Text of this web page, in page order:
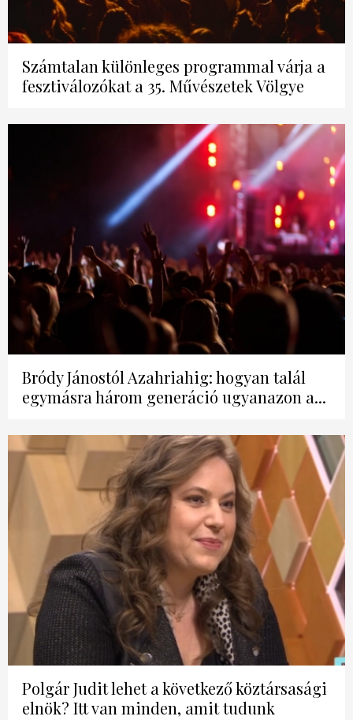
Számtalan különleges programmal várja a
fesztiválozókat a 35. Művészetek Völgye
Bródy Jánostól Azahriahig: hogyan talál
egymásra három generáció ugyanazon a...
Polgár Judit lehet a következő köztársasági
elnök? Itt van minden, amit tudunk